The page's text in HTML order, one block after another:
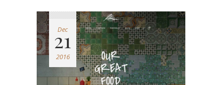
Dec
21
2016